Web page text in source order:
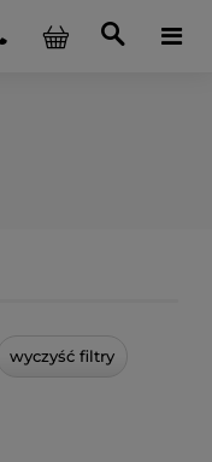
wyczyść filtry